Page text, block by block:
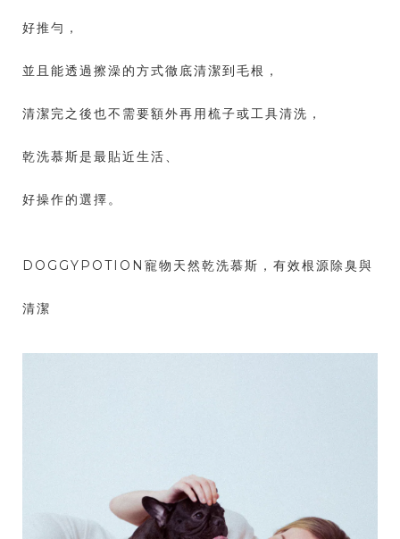
好推勻，
並且能透過擦澡的方式徹底清潔到毛根，
清潔完之後也不需要額外再用梳子或工具清洗，
乾洗慕斯是最貼近生活、
好操作的選擇。
DOGGYPOTION寵物天然乾洗慕斯，有效根源除臭與
清潔